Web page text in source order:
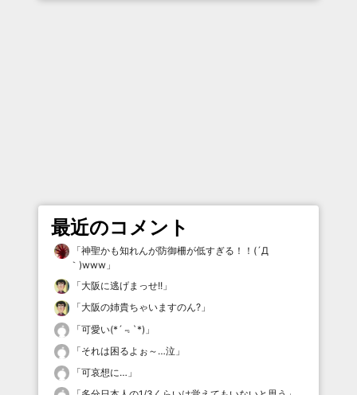
最近のコメント
「神聖かも知れんが防御柵が低すぎる！！(´Д
｀)www 」
「大阪に逃げまっせ!! 」
「大阪の姉貴ちゃいますのん? 」
「可愛い(*´﹃`*) 」
「それは困るよぉ～…泣 」
「可哀想に… 」